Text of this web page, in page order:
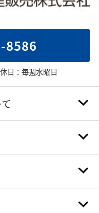
8586
日：毎週水曜日